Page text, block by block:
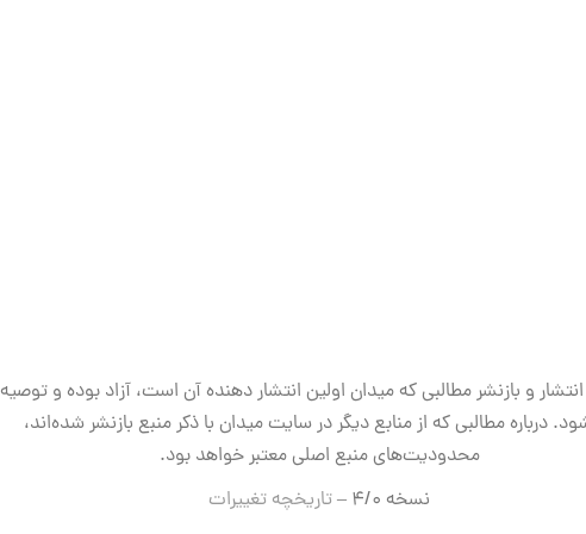
و بازنشر مطالبی که میدان اولین انتشار دهنده آن است، آزاد بوده و توصیه
درباره مطالبی که از منابع دیگر در سایت میدان با ذکر منبع بازنشر شده‌اند،
محدودیت‌های منبع اصلی معتبر خواهد بود.
نسخه ۴/۰ –
تاریخچه تغییرات